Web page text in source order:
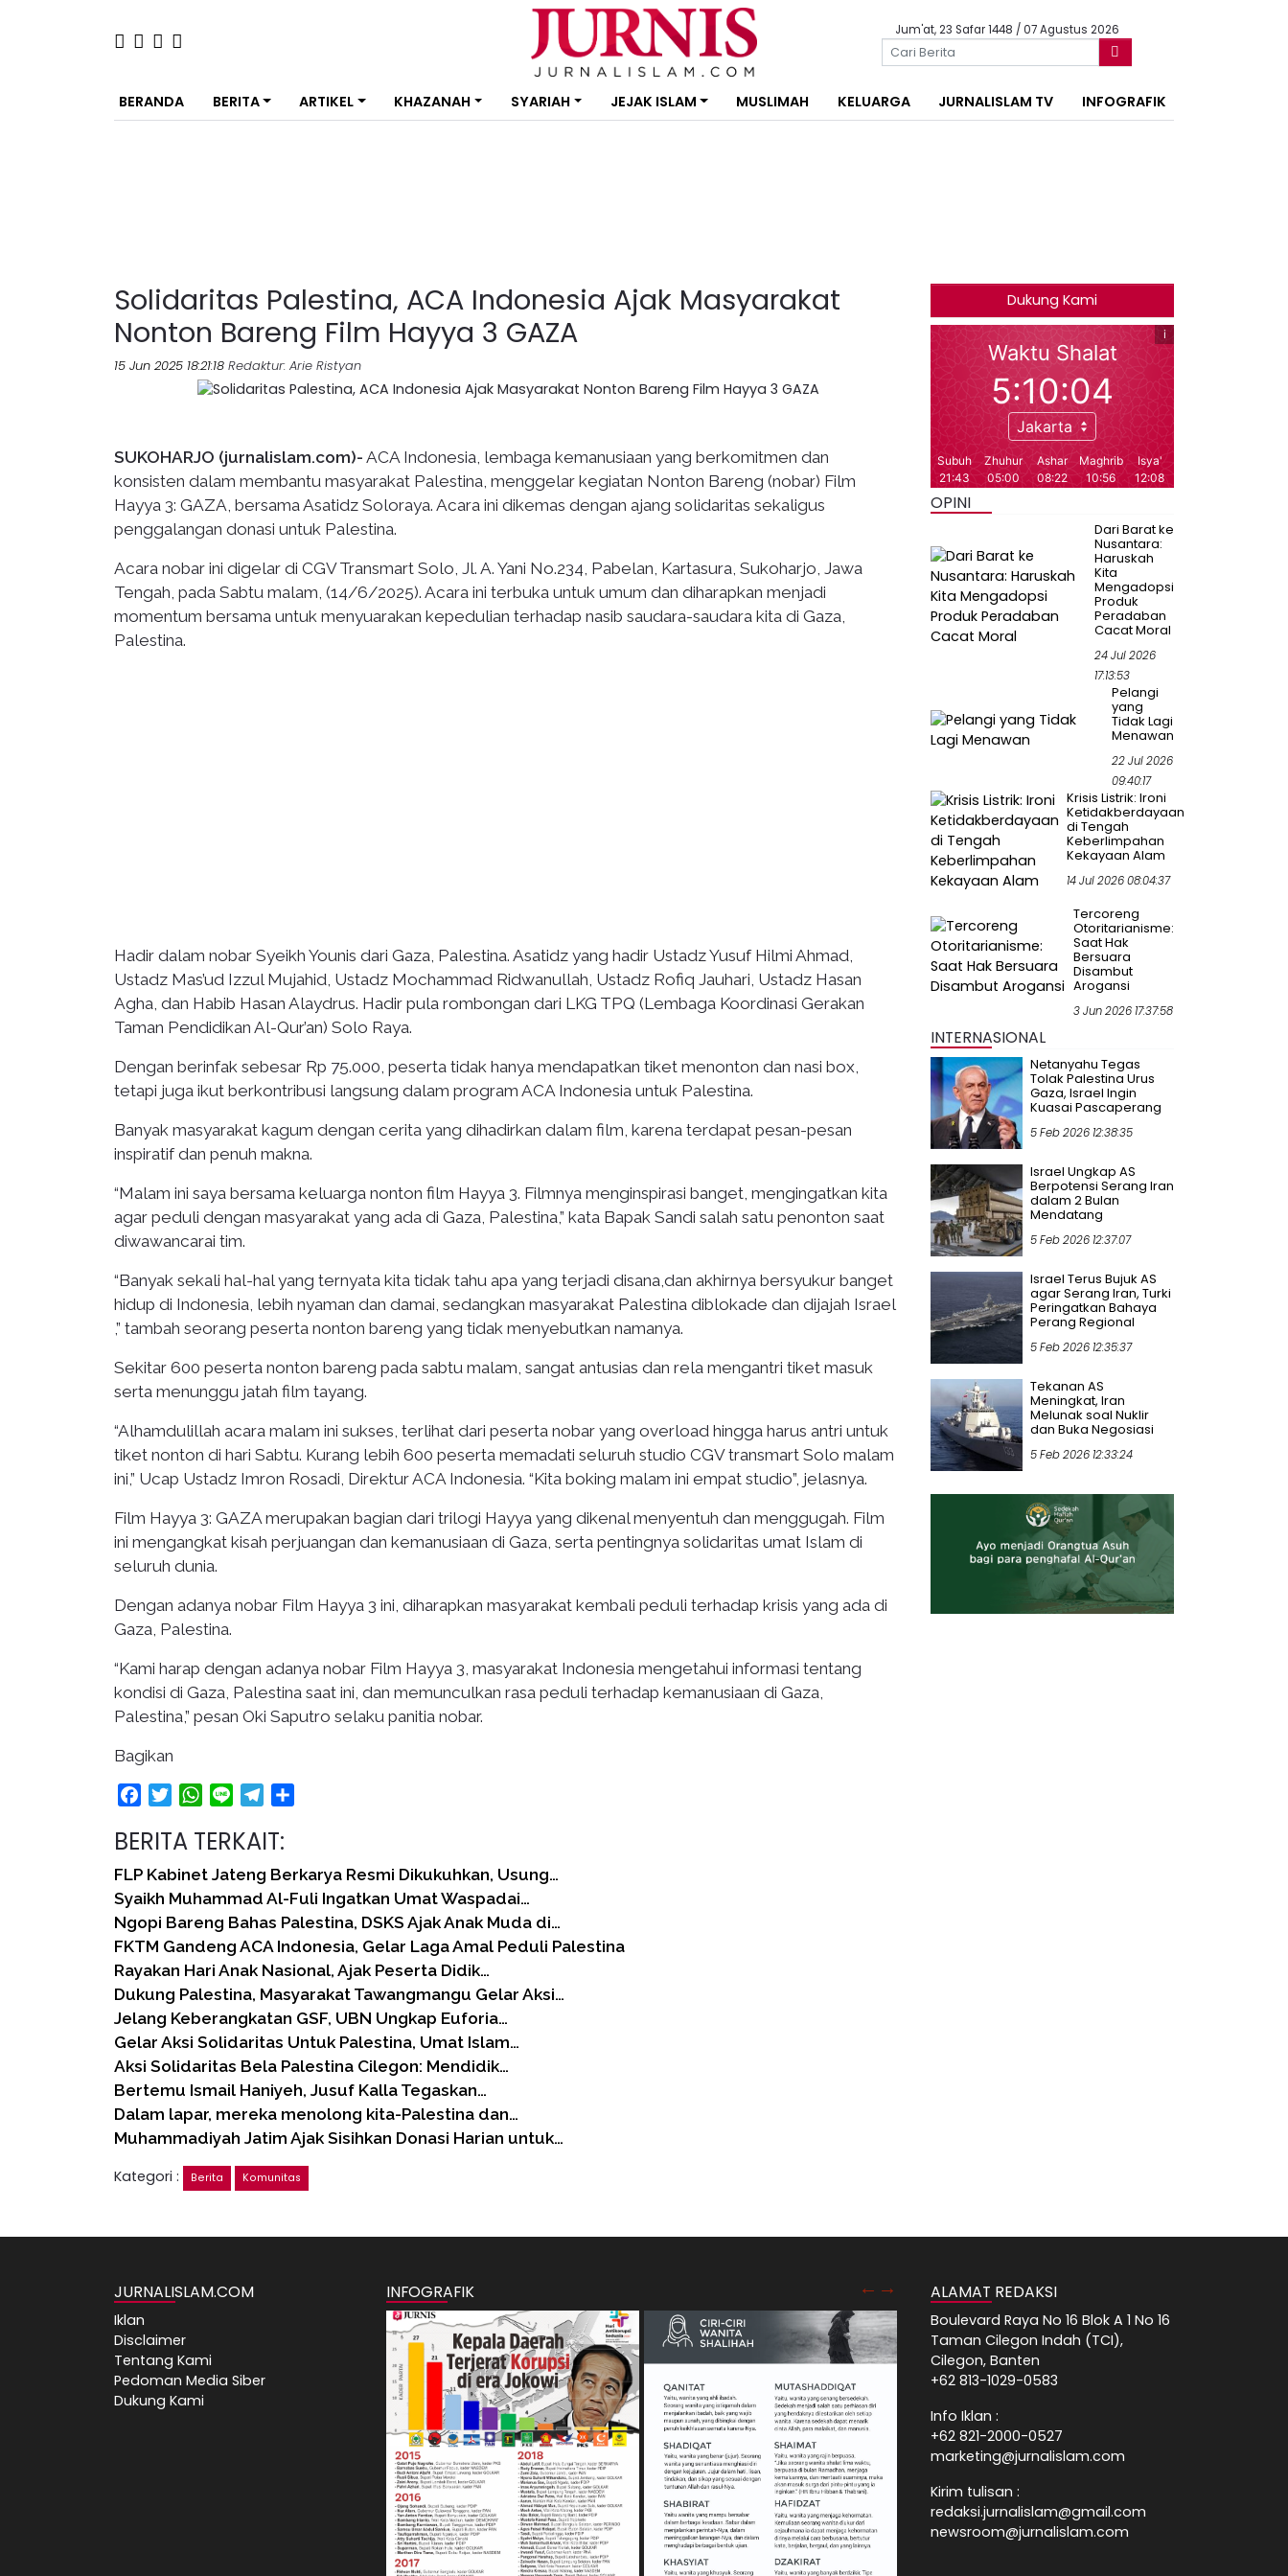
Jum'at, 23 Safar 1448 / 07 Agustus 2026
BERANDA BERITA ARTIKEL KHAZANAH SYARIAH JEJAK ISLAM MUSLIMAH KELUARGA JURNALISLAM TV INFOGRAFIK
Solidaritas Palestina, ACA Indonesia Ajak Masyarakat
Nonton Bareng Film Hayya 3 GAZA
15 Jun 2025 18:21:18 Redaktur: Arie Ristyan
SUKOHARJO (jurnalislam.com)- ACA Indonesia, lembaga kemanusiaan yang berkomitmen dan
konsisten dalam membantu masyarakat Palestina, menggelar kegiatan Nonton Bareng (nobar) Film
Hayya 3: GAZA, bersama Asatidz Soloraya. Acara ini dikemas dengan ajang solidaritas sekaligus
penggalangan donasi untuk Palestina.
Acara nobar ini digelar di CGV Transmart Solo, Jl. A. Yani No.234, Pabelan, Kartasura, Sukoharjo, Jawa
Tengah, pada Sabtu malam, (14/6/2025). Acara ini terbuka untuk umum dan diharapkan menjadi
momentum bersama untuk menyuarakan kepedulian terhadap nasib saudara-saudara kita di Gaza,
Palestina.
Hadir dalam nobar Syeikh Younis dari Gaza, Palestina. Asatidz yang hadir Ustadz Yusuf Hilmi Ahmad,
Ustadz Mas’ud Izzul Mujahid, Ustadz Mochammad Ridwanullah, Ustadz Rofiq Jauhari, Ustadz Hasan
Agha, dan Habib Hasan Alaydrus. Hadir pula rombongan dari LKG TPQ (Lembaga Koordinasi Gerakan
Taman Pendidikan Al-Qur’an) Solo Raya.
Dengan berinfak sebesar Rp 75.000, peserta tidak hanya mendapatkan tiket menonton dan nasi box,
tetapi juga ikut berkontribusi langsung dalam program ACA Indonesia untuk Palestina.
Banyak masyarakat kagum dengan cerita yang dihadirkan dalam film, karena terdapat pesan-pesan
inspiratif dan penuh makna.
“Malam ini saya bersama keluarga nonton film Hayya 3. Filmnya menginspirasi banget, mengingatkan kita
agar peduli dengan masyarakat yang ada di Gaza, Palestina,” kata Bapak Sandi salah satu penonton saat
diwawancarai tim.
“Banyak sekali hal-hal yang ternyata kita tidak tahu apa yang terjadi disana,dan akhirnya bersyukur banget
hidup di Indonesia, lebih nyaman dan damai, sedangkan masyarakat Palestina diblokade dan dijajah Israel
,” tambah seorang peserta nonton bareng yang tidak menyebutkan namanya.
Sekitar 600 peserta nonton bareng pada sabtu malam, sangat antusias dan rela mengantri tiket masuk
serta menunggu jatah film tayang.
“Alhamdulillah acara malam ini sukses, terlihat dari peserta nobar yang overload hingga harus antri untuk
tiket nonton di hari Sabtu. Kurang lebih 600 peserta memadati seluruh studio CGV transmart Solo malam
ini,” Ucap Ustadz Imron Rosadi, Direktur ACA Indonesia. “Kita boking malam ini empat studio”, jelasnya.
Film Hayya 3: GAZA merupakan bagian dari trilogi Hayya yang dikenal menyentuh dan menggugah. Film
ini mengangkat kisah perjuangan dan kemanusiaan di Gaza, serta pentingnya solidaritas umat Islam di
seluruh dunia.
Dengan adanya nobar Film Hayya 3 ini, diharapkan masyarakat kembali peduli terhadap krisis yang ada di
Gaza, Palestina.
“Kami harap dengan adanya nobar Film Hayya 3, masyarakat Indonesia mengetahui informasi tentang
kondisi di Gaza, Palestina saat ini, dan memunculkan rasa peduli terhadap kemanusiaan di Gaza,
Palestina,” pesan Oki Saputro selaku panitia nobar.
Bagikan
FacebookTwitterWhatsApp
Line Telegram
BERITA TERKAIT:
FLP Kabinet Jateng Berkarya Resmi Dikukuhkan, Usung…
Syaikh Muhammad Al-Fuli Ingatkan Umat Waspadai…
Ngopi Bareng Bahas Palestina, DSKS Ajak Anak Muda di…
FKTM Gandeng ACA Indonesia, Gelar Laga Amal Peduli Palestina
Rayakan Hari Anak Nasional, Ajak Peserta Didik…
Dukung Palestina, Masyarakat Tawangmangu Gelar Aksi…
Jelang Keberangkatan GSF, UBN Ungkap Euforia…
Gelar Aksi Solidaritas Untuk Palestina, Umat Islam…
Aksi Solidaritas Bela Palestina Cilegon: Mendidik…
Bertemu Ismail Haniyeh, Jusuf Kalla Tegaskan…
Dalam lapar, mereka menolong kita-Palestina dan…
Muhammadiyah Jatim Ajak Sisihkan Donasi Harian untuk…
Kategori :
Berita Komunitas
Dukung Kami
OPINI
Dari Barat ke
Nusantara:
Haruskah
Kita
Mengadopsi
Produk
Peradaban
Cacat Moral
24 Jul 2026
17:13:53
Pelangi
yang
Tidak Lagi
Menawan
22 Jul 2026
09:40:17
Krisis Listrik: Ironi
Ketidakberdayaan
di Tengah
Keberlimpahan
Kekayaan Alam
14 Jul 2026 08:04:37
Tercoreng
Otoritarianisme:
Saat Hak
Bersuara
Disambut
Arogansi
3 Jun 2026 17:37:58
INTERNASIONAL
Netanyahu Tegas
Tolak Palestina Urus
Gaza, Israel Ingin
Kuasai Pascaperang
5 Feb 2026 12:38:35
Israel Ungkap AS
Berpotensi Serang Iran
dalam 2 Bulan
Mendatang
5 Feb 2026 12:37:07
Israel Terus Bujuk AS
agar Serang Iran, Turki
Peringatkan Bahaya
Perang Regional
5 Feb 2026 12:35:37
Tekanan AS
Meningkat, Iran
Melunak soal Nuklir
dan Buka Negosiasi
5 Feb 2026 12:33:24
JURNALISLAM.COM
Iklan
Disclaimer
Tentang Kami
Pedoman Media Siber
Dukung Kami
INFOGRAFIK ALAMAT REDAKSI
Boulevard Raya No 16 Blok A 1 No 16
Taman Cilegon Indah (TCI),
Cilegon, Banten
+62 813-1029-0583
Info Iklan :
+62 821-2000-0527
marketing@jurnalislam.com
Kirim tulisan :
redaksi.jurnalislam@gmail.com
newsroom@jurnalislam.com